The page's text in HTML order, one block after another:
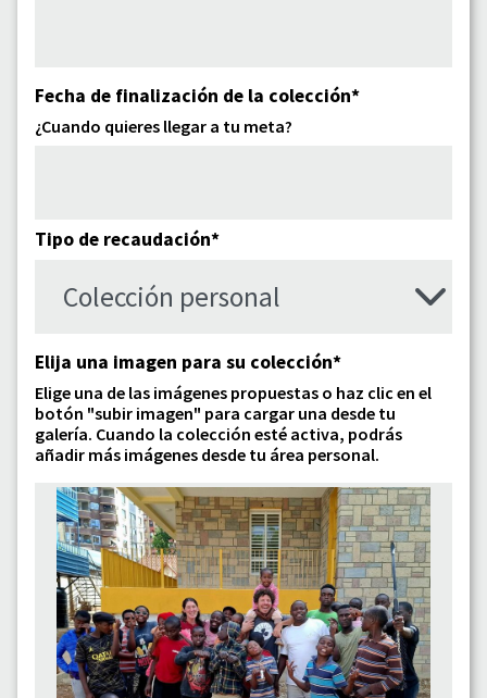
Fecha de finalización de la colección*
¿Cuando quieres llegar a tu meta?
Tipo de recaudación*
Elija una imagen para su colección*
Elige una de las imágenes propuestas o haz clic en el
botón "subir imagen" para cargar una desde tu
galería. Cuando la colección esté activa, podrás
añadir más imágenes desde tu área personal.